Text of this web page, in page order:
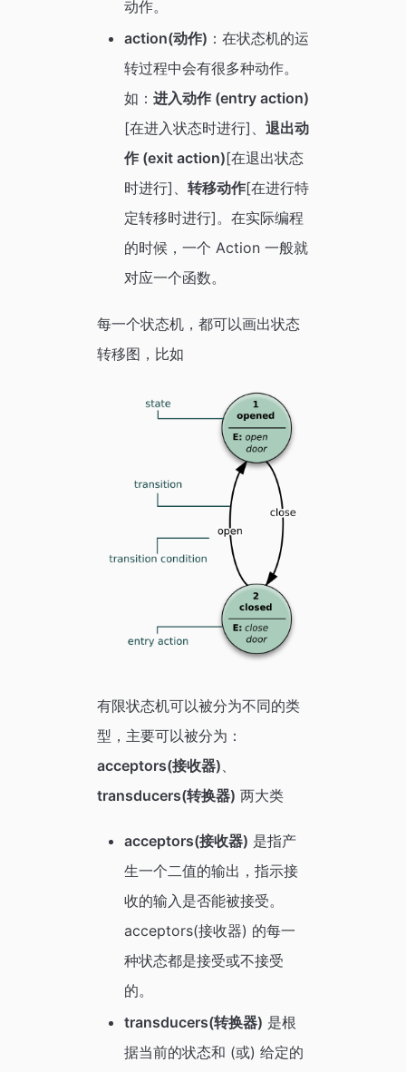
动作。
action(动作) ：在状态机的运
转过程中会有很多种动作。
如： 进入动作 (entry action)
[在进入状态时进行]、 退出动
作 (exit action)[在退出状态
时进行]、 转移动作[在进行特
定转移时进行]。在实际编程
的时候，一个 Action 一般就
对应一个函数。
每一个状态机，都可以画出状态
转移图，比如
有限状态机可以被分为不同的类
型，主要可以被分为：
acceptors(接收器)
transducers(转换器) 两大类
acceptors(接收器) 是指产
生一个二值的输出，指示接
收的输入是否能被接受。
acceptors(接收器) 的每一
种状态都是接受或不接受
的。
transducers(转换器) 是根
据当前的状态和 (或) 给定的